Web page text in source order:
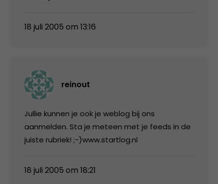
18 juli 2005 om 13:16
reinout
Jullie kunnen je ook je weblog bij ons
aanmelden. Sta je meteen met je feeds in de
juiste rubriek! ;-)www.startlog.nl
18 juli 2005 om 18:21